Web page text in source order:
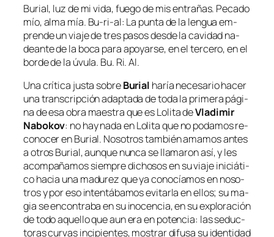
Burial, luz de mi vi­da, fue­go de mis en­tra­ñas. Pecado
mío, al­ma mía. Bu-ri-al: La pun­ta de la len­gua em­
pren­de un via­je de tres pa­sos des­de la ca­vi­dad na­
dean­te de la bo­ca pa­ra apo­yar­se, en el ter­ce­ro, en el
bor­de de la úvu­la. Bu. Ri. Al.
Una crí­ti­ca jus­ta so­breBurial ha­ría ne­ce­sa­rio ha­cer
una trans­crip­ción adap­ta­da de to­da la pri­me­ra pá­gi­
na de esa obra maes­tra que esLolitadeVladimir
Nabokov: no hay na­da enLolitaque no po­da­mos re­
co­no­cer en Burial. Nosotros tam­bién ama­mos an­tes
a otros Burial, aun­que nun­ca se lla­ma­ron así, y les
acom­pa­ña­mos siem­pre di­cho­sos en su via­je ini­ciá­ti­
co ha­cia una ma­du­rez que ya co­no­cía­mos en no­so­
tros y por eso in­ten­tá­ba­mos evi­tar­la en ellos; su ma­
gia se en­con­tra­ba en su ino­cen­cia, en su ex­plo­ra­ción
de to­do aque­llo que aun era en po­ten­cia: las se­duc­
to­ras cur­vas in­ci­pien­tes, mos­trar di­fu­sa su iden­ti­dad